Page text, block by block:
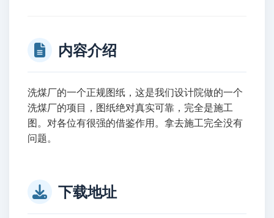
内容介绍
洗煤厂的一个正规图纸，这是我们设计院做的一个
洗煤厂的项目，图纸绝对真实可靠，完全是施工
图。对各位有很强的借鉴作用。拿去施工完全没有
问题。
下载地址